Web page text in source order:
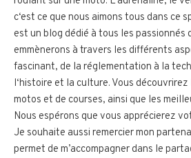
c‘est ce que nous aimons tous dans ce
est un blog dédié à tous les passionnés
emmènerons à travers les différents
fascinant, de la réglementation à la
l‘histoire et la culture. Vous découvrirez
motos et de courses, ainsi que les meille
Nous espérons que vous apprécierez
Je souhaite aussi remercier mon
permet de m’accompagner dans le